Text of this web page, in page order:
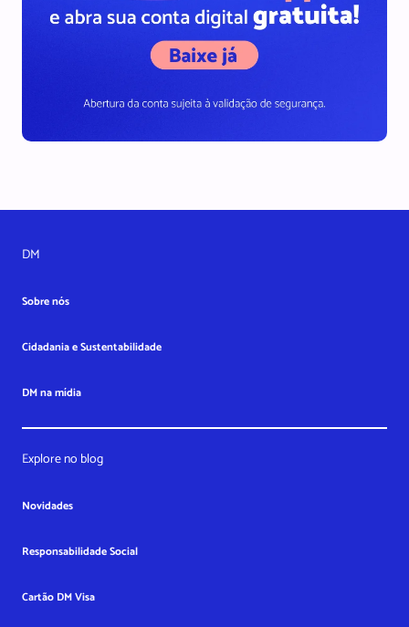
DM
Sobre nós
Cidadania e Sustentabilidade
DM na mídia
Explore no blog
Novidades
Responsabilidade Social
Cartão DM Visa